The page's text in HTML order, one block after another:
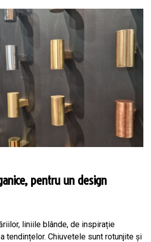
pentru un design
liniile blânde, de inspirație
tendințelor. Chiuvetele sunt rotunjite și